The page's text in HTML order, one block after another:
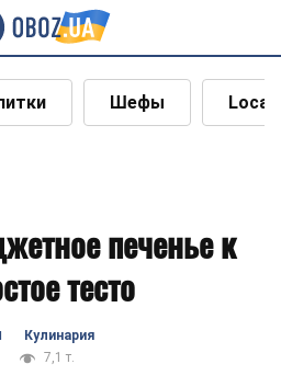
Шефы Local
печенье к
тесто
Кулинария
7,1 т.